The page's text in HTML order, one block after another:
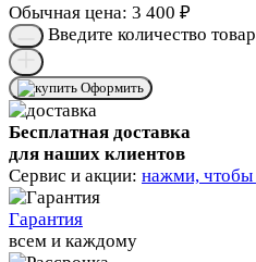
Обычная цена: 3 400 ₽
Введите количество
Оформить
Бесплатная доставка
для наших клиентов
Сервис и акции: нажми, чтобы
Гарантия
всем и каждому